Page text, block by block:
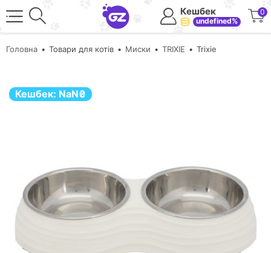
Кешбек
undefined%
0
Головна Товари для котів Миски TRIXIE Trixie
Кешбек: NaN₴